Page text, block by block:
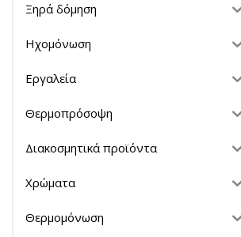
Ξηρά δόμηση
Ηχομόνωση
Εργαλεία
Θερμοπρόσοψη
Διακοσμητικά προϊόντα
Χρώματα
Θερμομόνωση